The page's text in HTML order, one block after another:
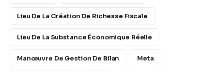
Lieu De La Création De Richesse Fiscale
Lieu De La Substance Économique Réelle
Manœuvre De Gestion De Bilan Meta